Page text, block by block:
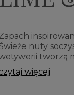
nuty
tworzą
więcej